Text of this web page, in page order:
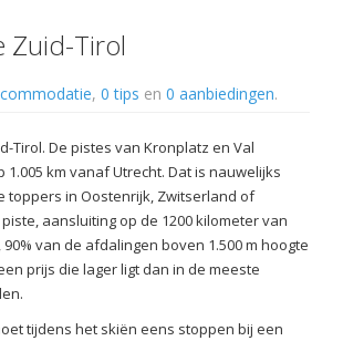
Zuid-Tirol
, 0 tips en 0 aanbiedingen.
Tirol. De pistes van Kronplatz en Val
1.005 km vanaf Utrecht. Dat is nauwelijks
toppers in Oostenrijk, Zwitserland of
piste, aansluiting op de 1200 kilometer van
van de afdalingen boven 1.500 m hoogte
prijs die lager ligt dan in de meeste
tijdens het skiën eens stoppen bij een